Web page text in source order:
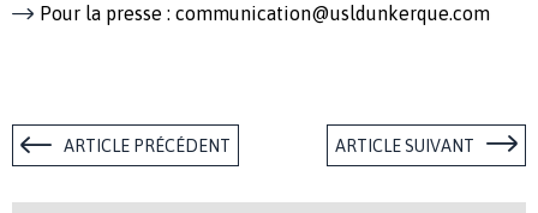
Pour la presse : communication@usldunkerque.com
ARTICLE PRÉCÉDENT ARTICLE SUIVANT